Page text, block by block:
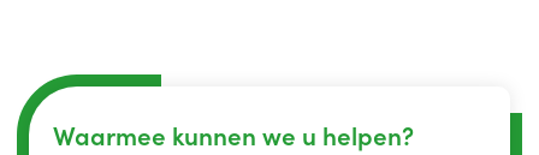
Waarmee kunnen we u helpen?